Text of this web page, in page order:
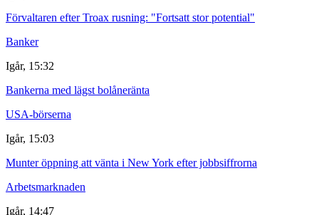
Förvaltaren efter Troax rusning: "Fortsatt stor potential"
Banker
Igår, 15:32
Bankerna med lägst bolåneränta
USA-börserna
Igår, 15:03
Munter öppning att vänta i New York efter jobbsiffrorna
Arbetsmarknaden
Igår, 14:47